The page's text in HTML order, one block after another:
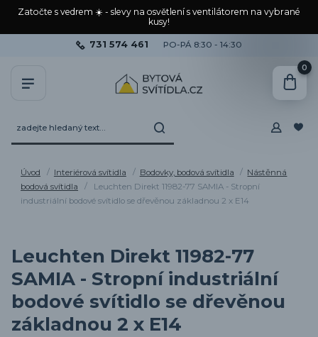
Zatočte s vedrem ☀️ - slevy na osvětlení s ventilátorem na vybrané
kusy!
731 574 461 PO-PÁ 8:30 - 14:30
0
Úvod Interiérová svítidla Bodovky, bodová svítidla
Nástěnná
bodová svítidla
Leuchten Direkt 11982-77 SAMIA - Stropní
industriální bodové svítidlo se dřevěnou základnou 2 x E14
Leuchten Direkt 11982-77
SAMIA - Stropní industriální
bodové svítidlo se dřevěnou
základnou 2 x E14